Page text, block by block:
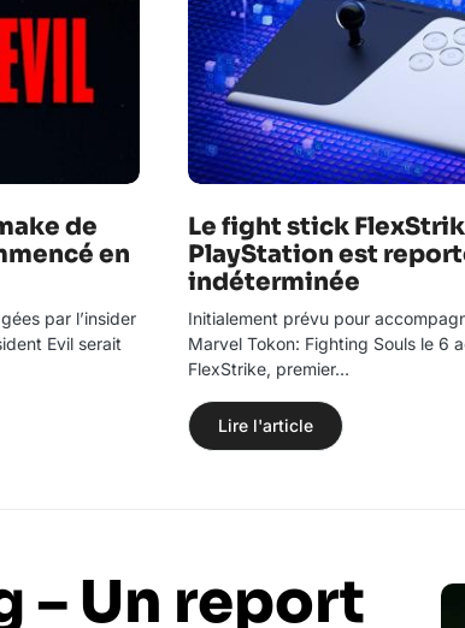
de
en
par l’insider
Evil serait
Le fight stick
PlayStation est
indéterminée
Initialement prévu pour
Marvel Tokon: Fighting Souls le 6
FlexStrike, premier…
Lire l'article
– Un report